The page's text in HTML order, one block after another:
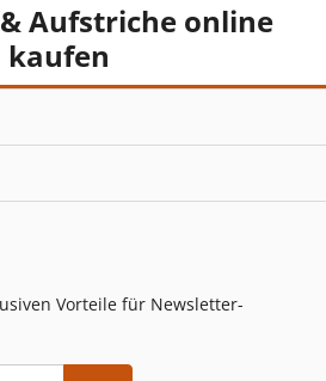
Aufstriche online
kaufen
Vorteile für Newsletter-